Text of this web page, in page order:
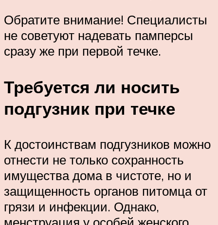
Обратите внимание! Специалисты
не советуют надевать памперсы
сразу же при первой течке.
Требуется ли носить
подгузник при течке
К достоинствам подгузников можно
отнести не только сохранность
имущества дома в чистоте, но и
защищенность органов питомца от
грязи и инфекции. Однако,